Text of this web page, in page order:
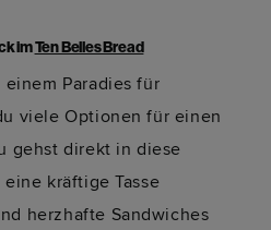
imTen Belles Bread
einem Paradies für
viele Optionen für einen
gehst direkt in diese
kräftige Tasse
herzhafte Sandwiches